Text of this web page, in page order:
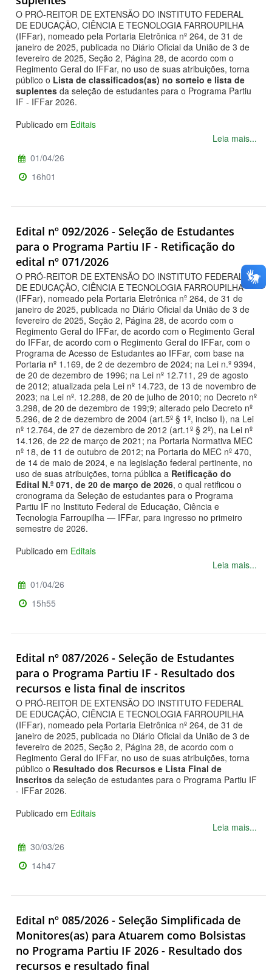
O PRÓ-REITOR DE EXTENSÃO DO INSTITUTO FEDERAL
DE EDUCAÇÃO, CIÊNCIA E TECNOLOGIA FARROUPILHA
(IFFar), nomeado pela Portaria Eletrônica nº 264, de 31 de
janeiro de 2025, publicada no Diário Oficial da União de 3 de
fevereiro de 2025, Seção 2, Página 28, de acordo com o
Regimento Geral do IFFar, no uso de suas atribuições, torna
público o Lista de classificados(as) no sorteio e lista de
suplentes da seleção de estudantes para o Programa Partiu
IF - IFFar 2026.
Publicado em Editais
Leia mais...
01/04/26
16h01
Edital nº 092/2026 - Seleção de Estudantes
para o Programa Partiu IF - Retificação do
edital nº 071/2026
O PRÓ-REITOR DE EXTENSÃO DO INSTITUTO FEDERAL
DE EDUCAÇÃO, CIÊNCIA E TECNOLOGIA FARROUPILHA
(IFFar), nomeado pela Portaria Eletrônica nº 264, de 31 de
janeiro de 2025, publicada no Diário Oficial da União de 3 de
fevereiro de 2025, Seção 2, Página 28, de acordo com o
Regimento Geral do IFFar, de acordo com o Regimento Geral
do IFFar, de acordo com o Regimento Geral do IFFar, com o
Programa de Acesso de Estudantes ao IFFar, com base na
Portaria nº 1.169, de 2 de dezembro de 2024; na Lei n.º 9394,
de 20 de dezembro de 1996; na Lei nº 12.711, 29 de agosto
de 2012; atualizada pela Lei nº 14.723, de 13 de novembro de
2023; na Lei nº. 12.288, de 20 de julho de 2010; no Decreto nº
3.298, de 20 de dezembro de 199;9; alterado pelo Decreto nº
5.296, de 2 de dezembro de 2004 (art.5º § 1º, inciso I), na Lei
nº 12.764, de 27 de dezembro de 2012 (art.1º § 2º), na Lei nº
14.126, de 22 de março de 2021; na Portaria Normativa MEC
nº 18, de 11 de outubro de 2012; na Portaria do MEC nº 470,
de 14 de maio de 2024, e na legislação federal pertinente, no
uso de suas atribuições, torna pública a Retificação do
Edital N.º 071, de 20 de março de 2026, o qual retificou o
cronograma da Seleção de estudantes para o Programa
Partiu IF no Instituto Federal de Educação, Ciência e
Tecnologia Farroupilha — IFFar, para ingresso no primeiro
semestre de 2026.
Publicado em Editais
Leia mais...
01/04/26
15h55
Edital nº 087/2026 - Seleção de Estudantes
para o Programa Partiu IF - Resultado dos
recursos e lista final de inscritos
O PRÓ-REITOR DE EXTENSÃO DO INSTITUTO FEDERAL
DE EDUCAÇÃO, CIÊNCIA E TECNOLOGIA FARROUPILHA
(IFFar), nomeado pela Portaria Eletrônica nº 264, de 31 de
janeiro de 2025, publicada no Diário Oficial da União de 3 de
fevereiro de 2025, Seção 2, Página 28, de acordo com o
Regimento Geral do IFFar, no uso de suas atribuições, torna
público o Resultado dos Recursos e Lista Final de
Inscritos da seleção de estudantes para o Programa Partiu IF
- IFFar 2026.
Publicado em Editais
Leia mais...
30/03/26
14h47
Edital nº 085/2026 - Seleção Simplificada de
Monitores(as) para Atuarem como Bolsistas
no Programa Partiu IF 2026 - Resultado dos
recursos e resultado final